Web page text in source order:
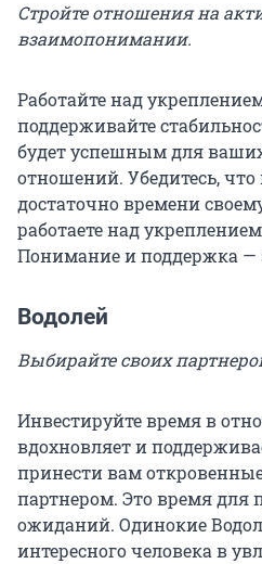
Стройте отношения на
взаимопонимании.
Работайте над
поддерживайте
будет успешным для
отношений. Убедитесь, что
достаточно времени
работаете над
Понимание и поддержка —
Водолей
Выбирайте своих
Инвестируйте время в
вдохновляет и
принести вам
партнером. Это время для
ожиданий. Одинокие
интересного человека в